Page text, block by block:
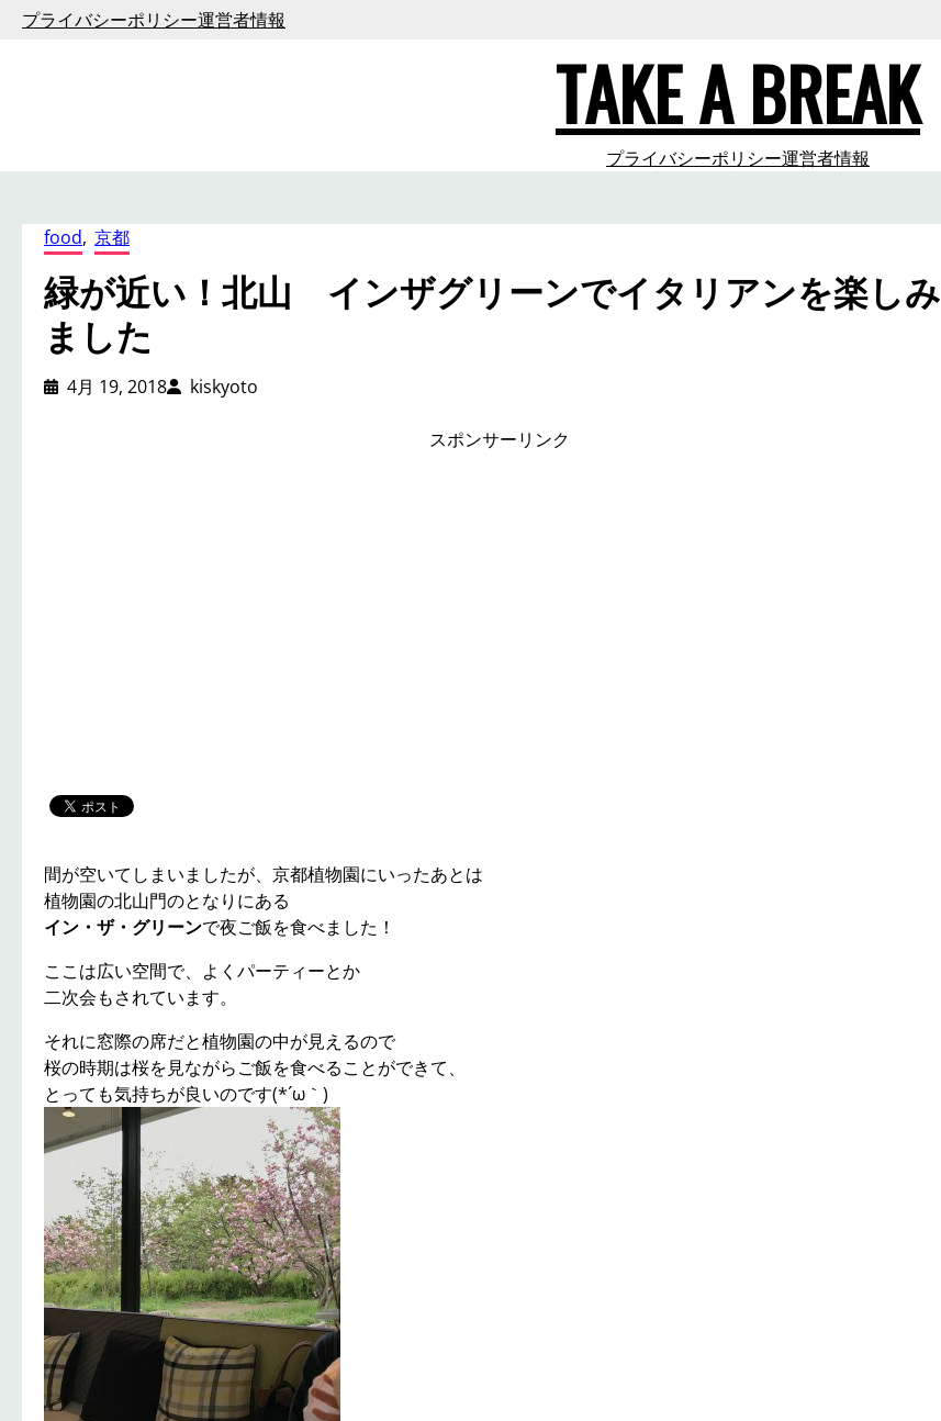
プ
プライバシーポリシー運営者情報
TAKE A BREAK
プライバシーポリシー運営者情報
food, 京都
緑が近い！北山 インザグリーンでイタリアンを楽しみ
ました
4月 19, 2018 kiskyoto
スポンサーリンク
間が空いてしまいましたが、京都植物園にいったあとは
植物園の北山門のとなりにある
イン・ザ・グリーンで夜ご飯を食べました！
ここは広い空間で、よくパーティーとか
二次会もされています。
それに窓際の席だと植物園の中が見えるので
桜の時期は桜を見ながらご飯を食べることができて、
とっても気持ちが良いのです(*´ω｀)